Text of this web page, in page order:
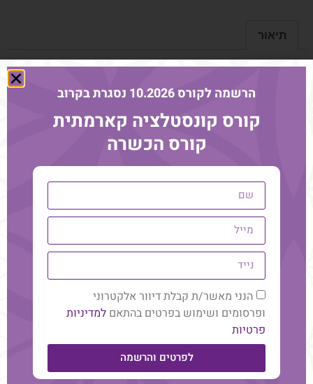
תיאור
המלצות משתתפי הסדנה:
"קיבלתי תמיכה לדרך חדשה שאני רוצה לצאת אליה."
"זוהי עבודה הכי רוחנית והכי פרקטית. סדנה יעילה
"מהרגע שפרסמת את הסדנה ידעתי שאני נרשמת אליה.
והסדנה עלתה על כל הציפיות. הסשנים היו חזקים
ומשמעותיים ואני מרגישה שנוצרה שם עבודת ריפוי
מדהימה. ממליצה בחום."
זה ששערי שמים נפתחו, נכנסה עבודה במסות, בלי מאמץ מצידי,
וההכנסה שלי גדלה משמעותית.
זה לא שעשיתי משהו ספציפי מעבר לתהליך הזה והשוטף
וההפתעה ענקית, קשור או לא, יעל קוסמת ותמיד קונסטלציה
מייצרת עבורי קסמים,
ממליצה בחום." ✨🌟שרון כליף
הרשמה לקורס 10.2026 נסגרת בקרוב
קורס קונסטלציה קארמתית
קורס הכשרה
הנני מאשר/ת קבלת דיוור אלקטרוני
ופרסומים ושימוש בפרטים בהתאםלמדיניות
פרטיות
לפרטים והרשמה